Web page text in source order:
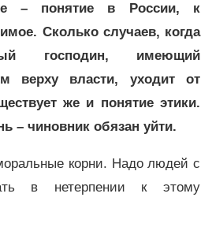
– понятие в России, к
Сколько случаев, когда
господин, имеющий
верху власти, уходит от
же и понятие этики.
– чиновник обязан уйти.
корни. Надо людей с
в нетерпении к этому